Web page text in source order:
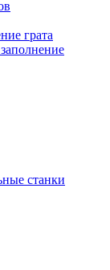
грата
станки